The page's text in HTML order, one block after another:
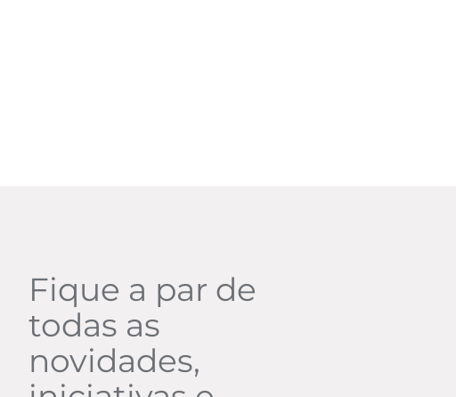
Fique a par de
todas as
novidades,